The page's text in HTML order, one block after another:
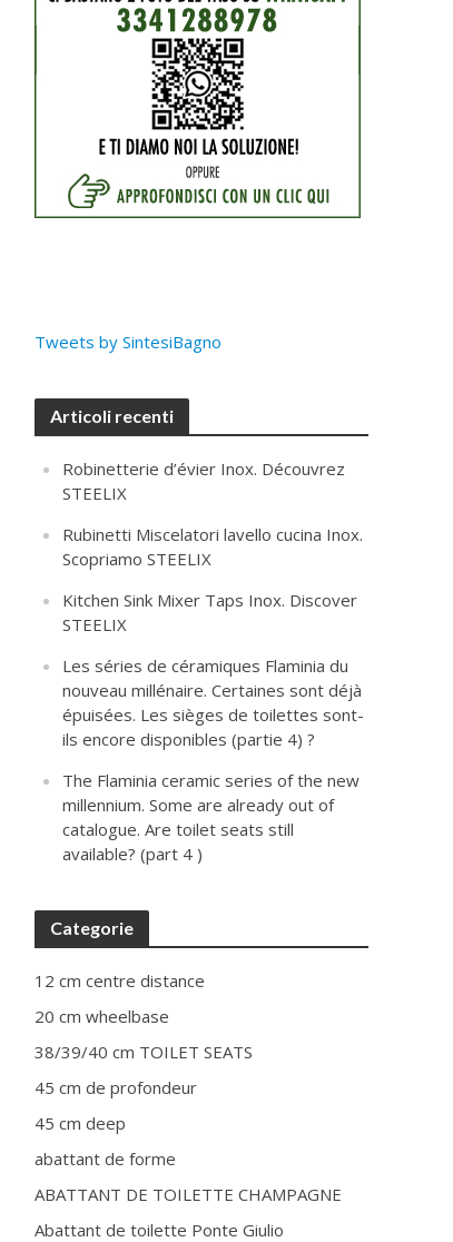
Tweets by SintesiBagno
Articoli recenti
Robinetterie d’évier Inox. Découvrez
STEELIX
Rubinetti Miscelatori lavello cucina Inox.
Scopriamo STEELIX
Kitchen Sink Mixer Taps Inox. Discover
STEELIX
Les séries de céramiques Flaminia du
nouveau millénaire. Certaines sont déjà
épuisées. Les sièges de toilettes sont-
ils encore disponibles (partie 4) ?
The Flaminia ceramic series of the new
millennium. Some are already out of
catalogue. Are toilet seats still
available? (part 4 )
Categorie
12 cm centre distance
20 cm wheelbase
38/39/40 cm TOILET SEATS
45 cm de profondeur
45 cm deep
abattant de forme
ABATTANT DE TOILETTE CHAMPAGNE
Abattant de toilette Ponte Giulio